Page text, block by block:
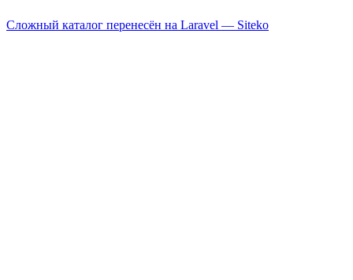
Сложный каталог перенесён на Laravel — Siteko